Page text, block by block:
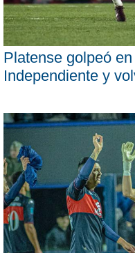
Platense golpeó
Independiente y